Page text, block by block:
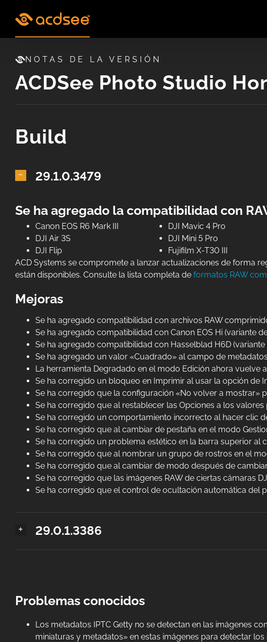
NOTAS DE LA VERSIÓN
ACDSee Photo Studio
Build
29.1.0.3479
Se ha agregado la compatibilidad con
Canon EOS R6 Mark III
DJI Air 3S
DJI Flip
DJI Mavic 4 Pro
DJI Mini 5 Pro
Fujifilm X-T30 III
ACD Systems se compromete a lanzar actualizaciones de forma
están disponibles. Consulte la lista completa de formatos RAW
Mejoras
Se ha agregado compatibilidad con archivos RAW
Se ha agregado compatibilidad con Canon EOS Hi (variante
Se ha agregado compatibilidad con Hasselblad H6D
Se ha agregado un valor «Cuadrado» al campo de
La herramienta Degradado en el modo Edición ahora
Se ha corregido un bloqueo en Imprimir al usar la opción de
Se ha corregido que la configuración «No volver a mostrar»
Se ha corregido que al restablecer las Opciones a los
Se ha corregido un comportamiento incorrecto al hacer clic
Se ha corregido que al cambiar de pestaña en el modo
Se ha corregido un problema estético en la barra superior al
Se ha corregido que al nombrar un grupo de rostros en el
Se ha corregido que al cambiar de modo después de
Se ha corregido que las imágenes RAW de ciertas cámaras
Se ha corregido que el control de ocultación automática del
29.0.1.3386
Problemas conocidos
Los metadatos IPTC Getty no se detectan en las imágenes
miniaturas y metadatos» en estas imágenes para detectar los